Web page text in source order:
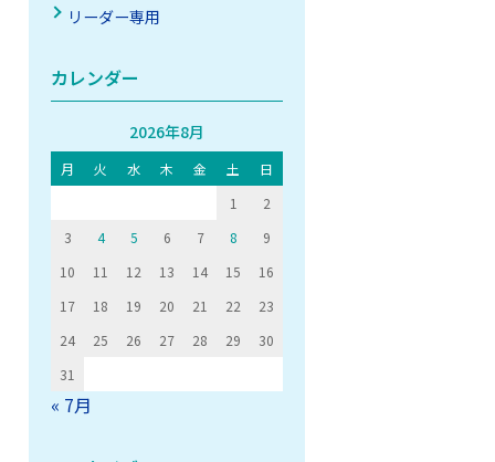
リーダー専用
カレンダー
2026年8月
月 火 水 木 金 土
日
1
2
3
4 5 6 7 8
9
10
11 12 13 14 15
16
17
18 19 20 21 22
23
24
25 26 27 28 29
30
31
« 7月